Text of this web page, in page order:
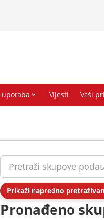
Prikaži napredno
Pronađeno